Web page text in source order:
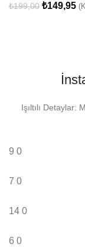
₺199,00 ₺149,95
Işıltılı Detaylar:
9 0
7 0
14 0
6 0